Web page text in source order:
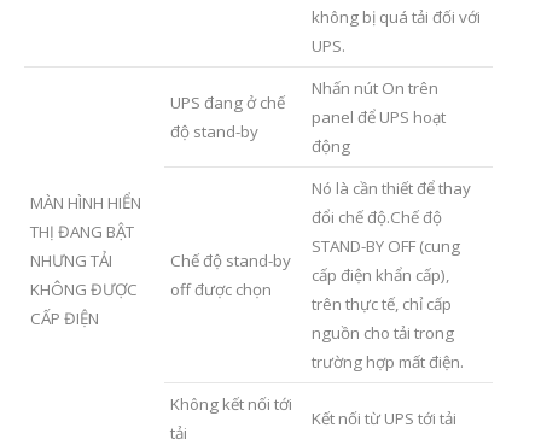
không bị quá tải đối với
UPS.
MÀN HÌNH HIỂN
THỊ ĐANG BẬT
NHƯNG TẢI
KHÔNG ĐƯỢC
CẤP ĐIỆN
UPS đang ở chế
độ stand-by
Nhấn nút On trên
panel để UPS hoạt
động
Chế độ stand-by
off được chọn
Nó là cần thiết để thay
đổi chế độ.Chế độ
STAND-BY OFF (cung
cấp điện khẩn cấp),
trên thực tế, chỉ cấp
nguồn cho tải trong
trường hợp mất điện.
Không kết nối tới
tải
Kết nối từ UPS tới tải